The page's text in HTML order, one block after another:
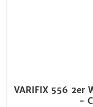
VARIFIX 556 2er
-